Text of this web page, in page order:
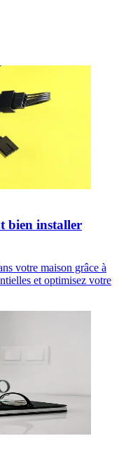
bien installer
votre maison grâce à
et optimisez votre